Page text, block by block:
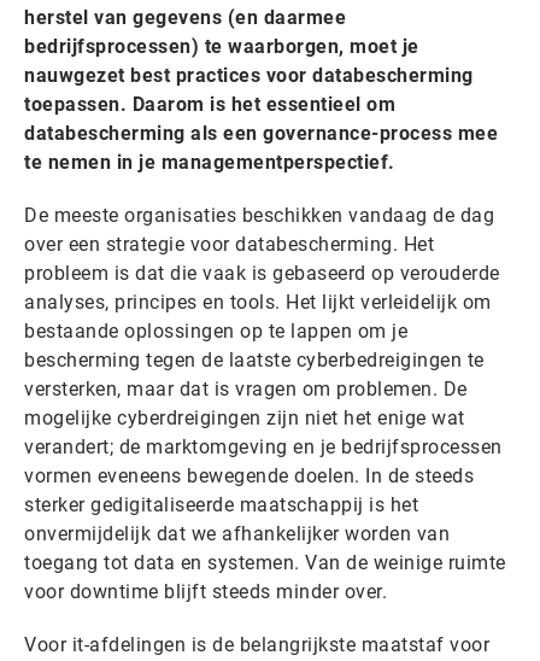
herstel van gegevens (en daarmee
bedrijfsprocessen) te waarborgen, moet je
nauwgezet best practices voor databescherming
toepassen. Daarom is het essentieel om
databescherming als een governance-process mee
te nemen in je managementperspectief.
De meeste organisaties beschikken vandaag de dag
over een strategie voor databescherming. Het
probleem is dat die vaak is gebaseerd op verouderde
analyses, principes en tools. Het lijkt verleidelijk om
bestaande oplossingen op te lappen om je
bescherming tegen de laatste cyberbedreigingen te
versterken, maar dat is vragen om problemen. De
mogelijke cyberdreigingen zijn niet het enige wat
verandert; de marktomgeving en je bedrijfsprocessen
vormen eveneens bewegende doelen. In de steeds
sterker gedigitaliseerde maatschappij is het
onvermijdelijk dat we afhankelijker worden van
toegang tot data en systemen. Van de weinige ruimte
voor downtime blijft steeds minder over.
Voor it-afdelingen is de belangrijkste maatstaf voor